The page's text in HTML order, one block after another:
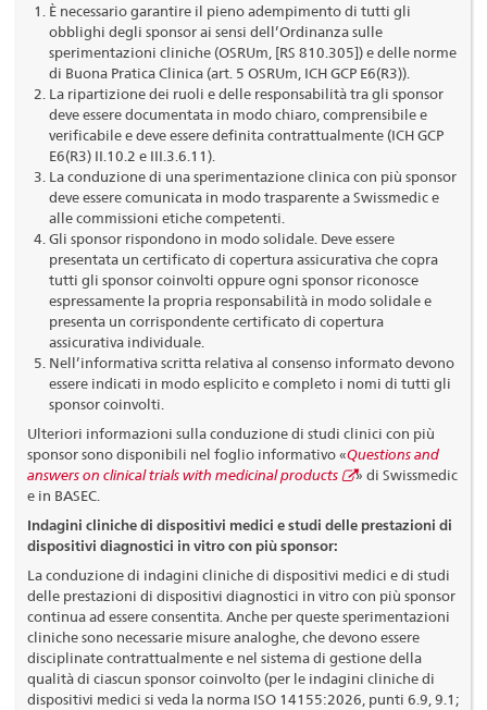
È necessario garantire il pieno adempimento di tutti gli
obblighi degli sponsor ai sensi dell’Ordinanza sulle
sperimentazioni cliniche (OSRUm, [RS 810.305]) e delle norme
di Buona Pratica Clinica (art. 5 OSRUm, ICH GCP E6(R3)).
La ripartizione dei ruoli e delle responsabilità tra gli sponsor
deve essere documentata in modo chiaro, comprensibile e
verificabile e deve essere definita contrattualmente (ICH GCP
E6(R3) II.10.2 e III.3.6.11).
La conduzione di una sperimentazione clinica con più sponsor
deve essere comunicata in modo trasparente a Swissmedic e
alle commissioni etiche competenti.
Gli sponsor rispondono in modo solidale. Deve essere
presentata un certificato di copertura assicurativa che copra
tutti gli sponsor coinvolti oppure ogni sponsor riconosce
espressamente la propria responsabilità in modo solidale e
presenta un corrispondente certificato di copertura
assicurativa individuale.
Nell’informativa scritta relativa al consenso informato devono
essere indicati in modo esplicito e completo i nomi di tutti gli
sponsor coinvolti.
Ulteriori informazioni sulla conduzione di studi clinici con più
sponsor sono disponibili nel foglio informativo «Questions and
answers on clinical trials with medicinal products
» di Swissmedic
e in BASEC.
Indagini cliniche di dispositivi medici e studi delle prestazioni di
dispositivi diagnostici in vitro con più sponsor:
La conduzione di indagini cliniche di dispositivi medici e di studi
delle prestazioni di dispositivi diagnostici in vitro con più sponsor
continua ad essere consentita. Anche per queste sperimentazioni
cliniche sono necessarie misure analoghe, che devono essere
disciplinate contrattualmente e nel sistema di gestione della
qualità di ciascun sponsor coinvolto (per le indagini cliniche di
dispositivi medici si veda la norma ISO 14155:2026, punti 6.9, 9.1;